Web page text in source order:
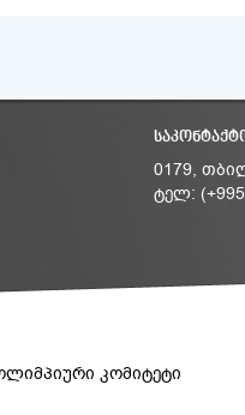
0179,
ტელ: (+995
კომიტეტი